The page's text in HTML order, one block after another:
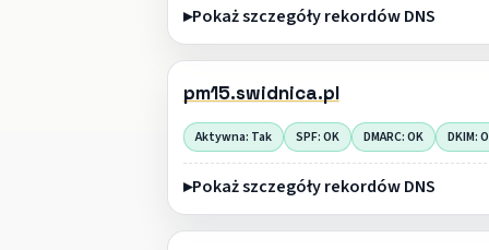
Pokaż szczegóły rekordów DNS
pm15.swidnica.pl
Aktywna: Tak SPF: OK DMARC: OK DKIM:
Pokaż szczegóły rekordów DNS